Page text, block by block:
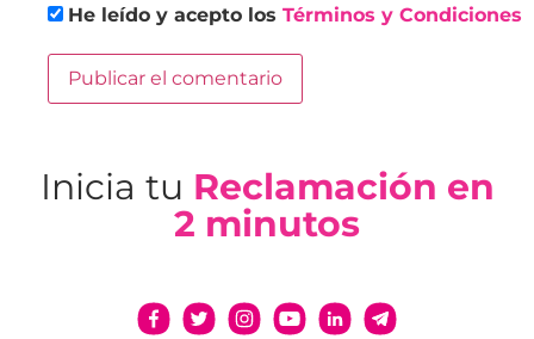
He leído y acepto los Términos y Condiciones
Inicia tu Reclamación en
2 minutos